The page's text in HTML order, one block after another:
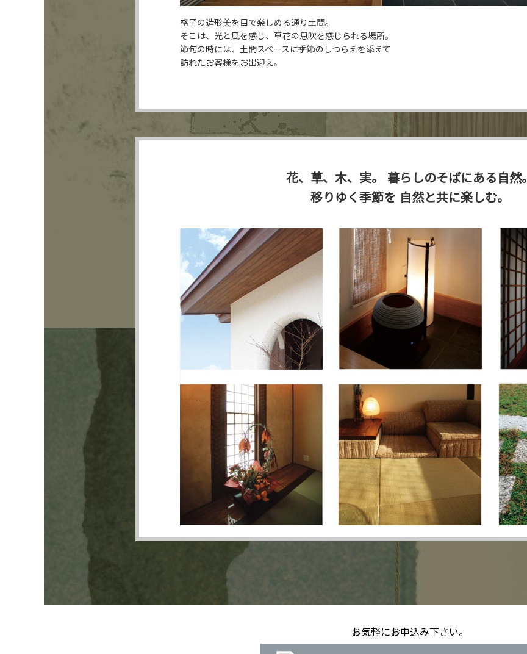
格子の造形美を目で楽しめる通り土間。
そこは、光と風を感じ、草花の息吹を感じられる場所。
節句の時には、土間スペースに季節のしつらえを添えて
訪れたお客様をお出迎え。
花、草、木、実。
暮らしのそばにある自然。
移りゆく季節を 自然と共に楽しむ。
お気軽にお申込み下さい。